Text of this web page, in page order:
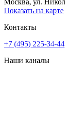
Показать на карте
Контакты
+7 (495) 225-34-44
Наши каналы